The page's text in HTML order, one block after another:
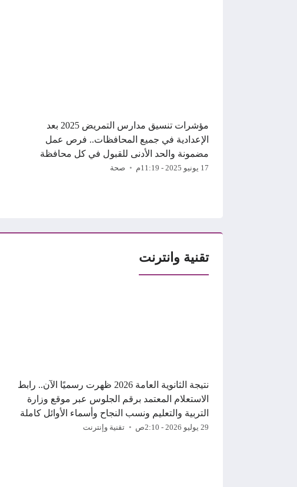
مؤشرات تنسيق مدارس التمريض 2025 بعد
الإعدادية في جميع المحافظات.. فرص عمل
مضمونة والحد الأدنى للقبول في كل محافظة
17 يونيو 2025 - 11:19م صحة
تقنية وانترنت
نتيجة الثانوية العامة 2026 ظهرت رسميًا الآن.. رابط
الاستعلام المعتمد برقم الجلوس عبر موقع وزارة
التربية والتعليم ونسب النجاح وأسماء الأوائل كاملة
29 يوليو 2026 - 2:10ص تقنية وإنترنت